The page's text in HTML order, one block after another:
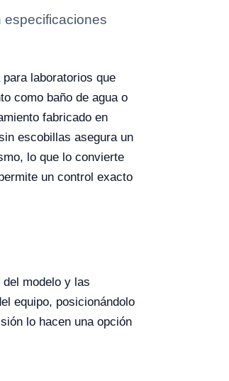
especificaciones
laboratorios que
como baño de agua o
fabricado en
escobillas asegura un
lo que lo convierte
un control exacto
modelo y las
equipo, posicionándolo
lo hacen una opción